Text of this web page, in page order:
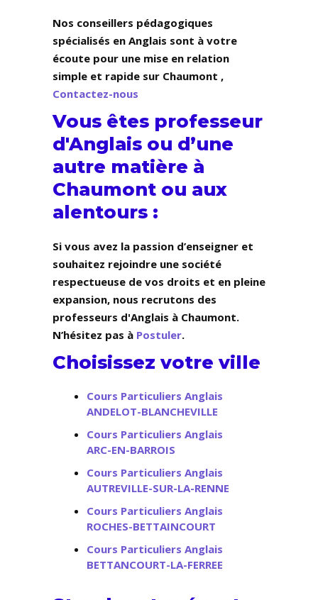
Nos conseillers pédagogiques
spécialisés en Anglais sont à votre
écoute pour une mise en relation
simple et rapide sur Chaumont ,
Contactez-nous
Vous êtes professeur
d'Anglais ou d’une
autre matière à
Chaumont ou aux
alentours :
Si vous avez la passion d’enseigner et
souhaitez rejoindre une société
respectueuse de vos droits et en pleine
expansion, nous recrutons des
professeurs d'Anglais à Chaumont.
N’hésitez pas à Postuler.
Choisissez votre ville
Cours Particuliers Anglais
ANDELOT-BLANCHEVILLE
Cours Particuliers Anglais
ARC-EN-BARROIS
Cours Particuliers Anglais
AUTREVILLE-SUR-LA-RENNE
Cours Particuliers Anglais
ROCHES-BETTAINCOURT
Cours Particuliers Anglais
BETTANCOURT-LA-FERREE